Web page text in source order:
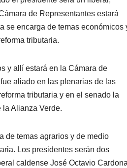
de Representantes estará
se encarga de temas económicos
tributaria.
y allí estará en la Cámara de
aliado en las plenarias de las
tributaria y en el senado la
Alianza Verde.
de temas agrarios y de medio
Los presidentes serán dos
caldense José Octavio